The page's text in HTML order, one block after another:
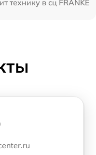
технику в сц FRANKE